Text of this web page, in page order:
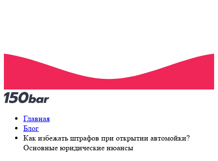
Главная
Блог
Как избежать штрафов при открытии автомойки?
Основные юридические нюансы